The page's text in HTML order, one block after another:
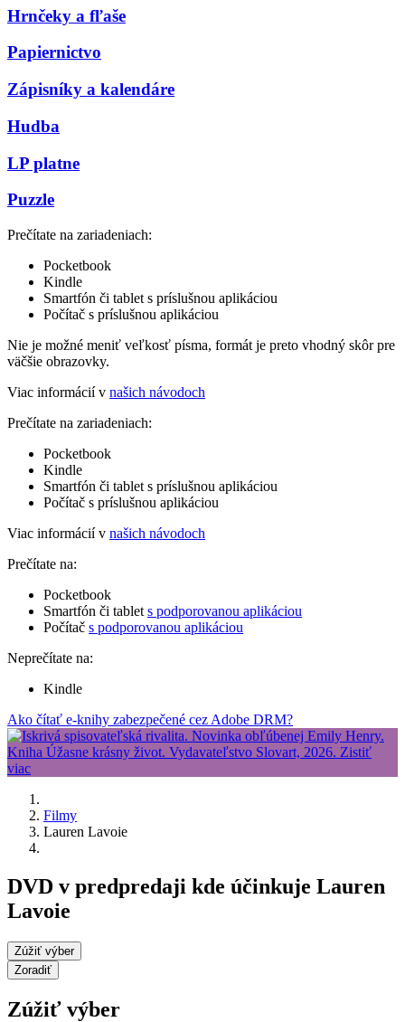
Hrnčeky a fľaše
Papiernictvo
Zápisníky a kalendáre
Hudba
LP platne
Puzzle
Prečítate na zariadeniach:
Pocketbook
Kindle
Smartfón či tablet s príslušnou aplikáciou
Počítač s príslušnou aplikáciou
Nie je možné meniť veľkosť písma, formát je preto vhodný skôr pre
väčšie obrazovky.
Viac informácií v našich návodoch
Prečítate na zariadeniach:
Pocketbook
Kindle
Smartfón či tablet s príslušnou aplikáciou
Počítač s príslušnou aplikáciou
Viac informácií v našich návodoch
Prečítate na:
Pocketbook
Smartfón či tablet s podporovanou aplikáciou
Počítač s podporovanou aplikáciou
Neprečítate na:
Kindle
Ako čítať e-knihy zabezpečené cez Adobe DRM?
Filmy
Lauren Lavoie
DVD v predpredaji kde účinkuje Lauren
Lavoie
Zúžiť výber
Zoradiť
Zúžiť výber